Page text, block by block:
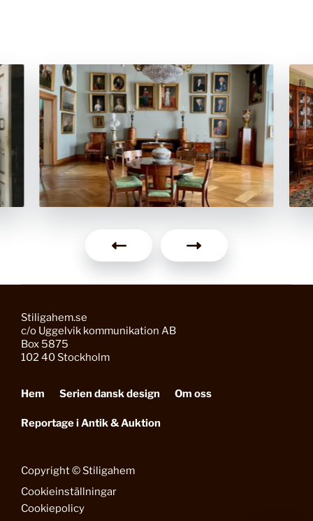
Stiligahem.se
c/o Uggelvik kommunikation AB
Box 5875
102 40 Stockholm
Hem Serien dansk design Om oss
Reportage i Antik & Auktion
Copyright © Stiligahem
Cookieinställningar
Cookiepolicy